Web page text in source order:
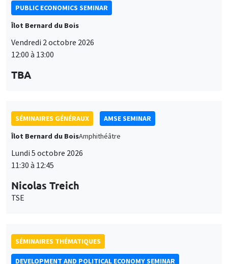
PUBLIC ECONOMICS SEMINAR
Îlot Bernard du Bois
Vendredi 2 octobre 2026
12:00 à 13:00
TBA
SÉMINAIRES GÉNÉRAUX
AMSE SEMINAR
Îlot Bernard du BoisAmphithéâtre
Lundi 5 octobre 2026
11:30 à 12:45
Nicolas Treich
TSE
SÉMINAIRES THÉMATIQUES
DEVELOPMENT AND POLITICAL ECONOMY SEMINAR